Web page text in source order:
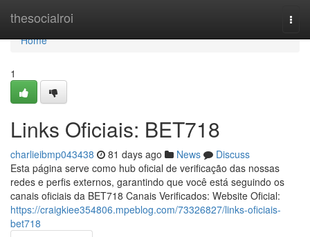
thesocialroi
Home
Home
1
Links Oficiais: BET718
charlieibmp043438 81 days ago News
Discuss
Esta página serve como hub oficial de verificação das nossas
redes e perfis externos, garantindo que você está seguindo os
canais oficiais da BET718 Canais Verificados: Website Oficial:
https://craigkiee354806.mpeblog.com/73326827/links-oficiais-
bet718